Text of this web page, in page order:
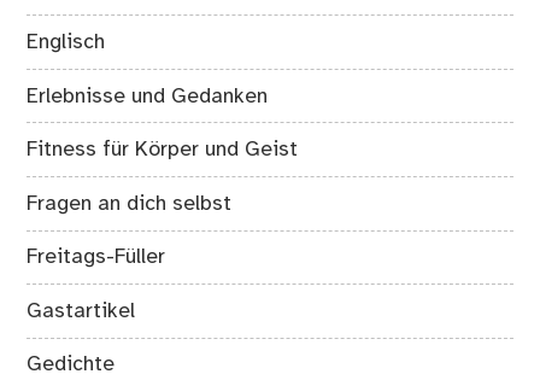
Englisch
Erlebnisse und Gedanken
Fitness für Körper und Geist
Fragen an dich selbst
Freitags-Füller
Gastartikel
Gedichte